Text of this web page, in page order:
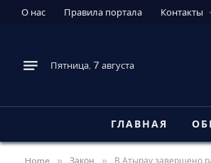
О нас Правила портала Контакты
Пятница, 7 августа
ГЛАВНАЯ
Home » Закон » В Атырау завершено